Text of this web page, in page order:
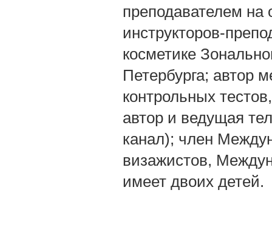
преподавателем
инструкторов-
косметике
Петербурга; автор
контрольных
автор и ведущая
канал); член
визажистов,
имеет двоих детей.